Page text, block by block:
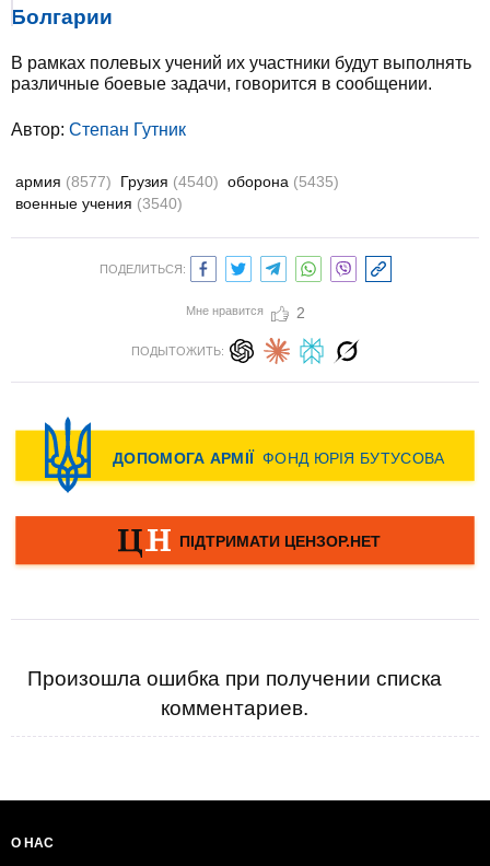
Болгарии
В рамках полевых учений их участники будут выполнять
различные боевые задачи, говорится в сообщении.
Автор: Степан Гутник
армия (8577) Грузия (4540) оборона (5435)
военные учения (3540)
ПОДЕЛИТЬСЯ:
Мне нравится 2
ПОДЫТОЖИТЬ:
Произошла ошибка при получении списка
комментариев.
О НАС